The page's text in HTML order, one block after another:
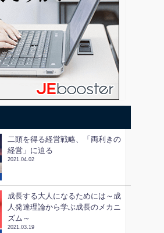
味があるのか？
二頭を得る経営戦略、「両利きの
経営」に迫る
2021.04.02
成長する大人になるためには～成
人発達理論から学ぶ成長のメカニ
ズム～
2021.03.19